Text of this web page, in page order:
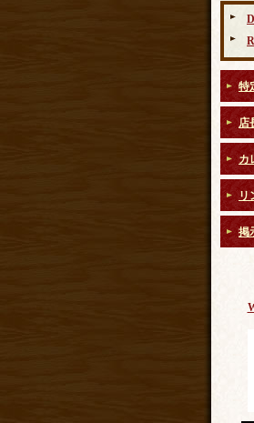
特
店
カ
リ
掲